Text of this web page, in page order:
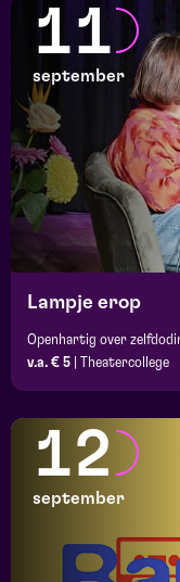
11
september
Lampje erop
Openhartig over
v.a. € 5
Theatercollege
12
september